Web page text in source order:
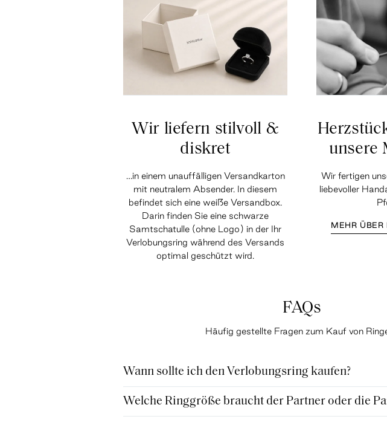
Wir liefern stilvoll &
diskret
…in einem unauffälligen Versandkarton
mit neutralem Absender. In diesem
befindet sich eine weiße Versandbox.
Darin finden Sie eine schwarze
Samtschatulle (ohne Logo) in der Ihr
Verlobungsring während des Versands
optimal geschützt wird.
unsere
Wir fertigen
liebevoller
MEHR ÜBER
FAQs
Häufig gestellte Fragen zum Kauf von
Wann sollte ich den Verlobungsring kaufen?
Welche Ringgröße braucht der Partner oder die